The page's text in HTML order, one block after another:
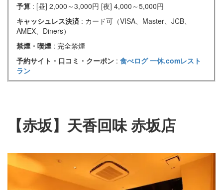
予算 : [昼] 2,000～3,000円 [夜] 4,000～5,000円
キャッシュレス決済 : カード可（VISA、Master、JCB、
AMEX、Diners）
禁煙・喫煙 : 完全禁煙
予約サイト・口コミ・クーポン : 食べログ一休.comレスト
ラン
【赤坂】天香回味 赤坂店